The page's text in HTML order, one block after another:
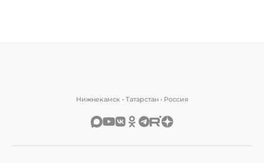
Нижнекамск • Татарстан • Россия